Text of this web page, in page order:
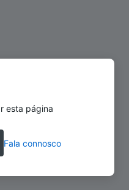
esta página
Fala connosco